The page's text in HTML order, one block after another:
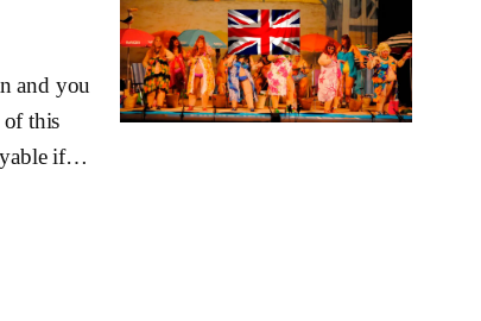
and you
this
if…